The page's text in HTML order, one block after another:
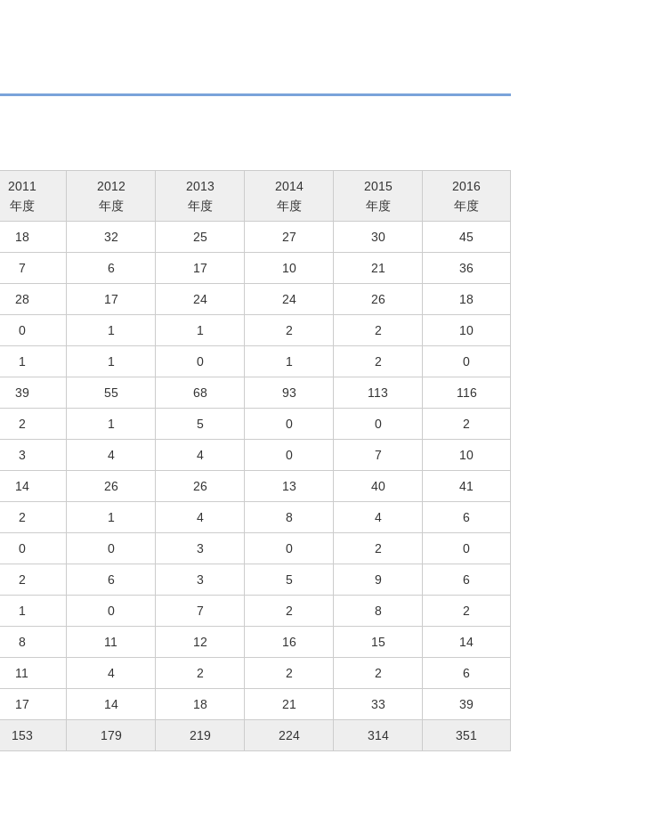
2011
年度
2012
年度
2013
年度
2014
年度
2015
年度
2016
年度
18 32 25 27 30 45
7 6 17 10 21 36
28 17 24 24 26 18
0 1 1 2 2 10
1 1 0 1 2 0
39 55 68 93 113 116
2 1 5 0 0 2
3 4 4 0 7 10
14 26 26 13 40 41
2 1 4 8 4 6
0 0 3 0 2 0
2 6 3 5 9 6
1 0 7 2 8 2
8 11 12 16 15 14
11 4 2 2 2 6
17 14 18 21 33 39
153 179 219 224 314 351